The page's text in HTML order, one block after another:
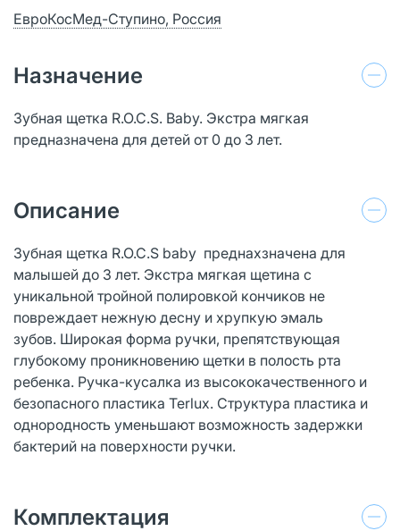
ЕвроКосМед-Ступино, Россия
Назначение
Зубная щетка R.O.C.S. Baby. Экстра мягкая
предназначена для детей от 0 до 3 лет.
Описание
Зубная щетка R.O.C.S baby преднахзначена для
малышей до 3 лет. Экстра мягкая щетина с
уникальной тройной полировкой кончиков не
повреждает нежную десну и хрупкую эмаль
зубов. Широкая форма ручки, препятствующая
глубокому проникновению щетки в полость рта
ребенка. Ручка-кусалка из высококачественного и
безопасного пластика Terlux. Структура пластика и
однородность уменьшают возможность задержки
бактерий на поверхности ручки.
Комплектация